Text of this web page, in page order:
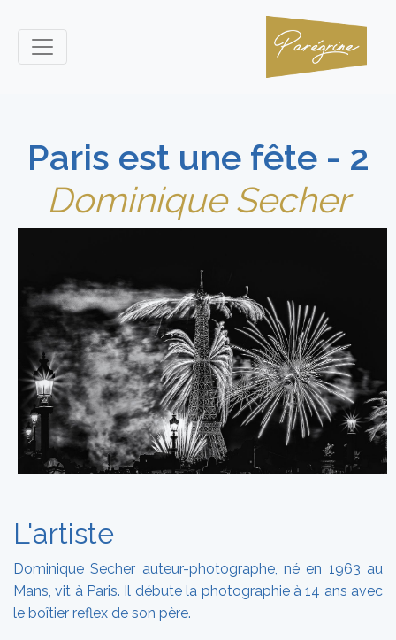
Paris est une fête - 2
Dominique Secher
L'artiste
Dominique Secher auteur-photographe, né en 1963 au
Mans, vit à Paris. Il débute la photographie à 14 ans avec
le boîtier reflex de son père.